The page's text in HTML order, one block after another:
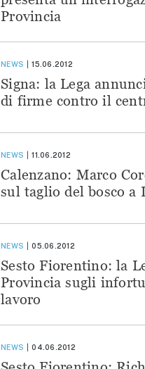
Provincia
NEWS 15.06.2012
Signa: la Lega
di firme contro il
NEWS 11.06.2012
Calenzano: Marco
sul taglio del bosco a
NEWS 05.06.2012
Sesto Fiorentino: la
Provincia sugli
lavoro
NEWS 04.06.2012